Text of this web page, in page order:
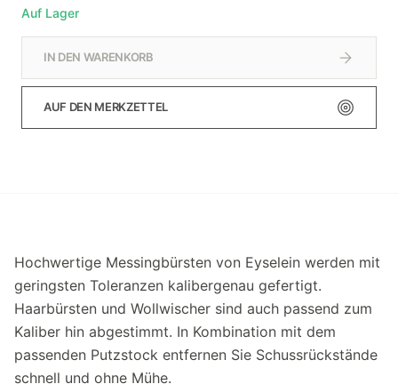
Auf Lager
IN DEN WARENKORB
AUF DEN MERKZETTEL
Hochwertige Messingbürsten von Eyselein werden mit
geringsten Toleranzen kalibergenau gefertigt.
Haarbürsten und Wollwischer sind auch passend zum
Kaliber hin abgestimmt. In Kombination mit dem
passenden Putzstock entfernen Sie Schussrückstände
schnell und ohne Mühe.